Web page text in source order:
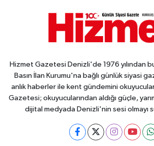
Hizmet Gazetesi Denizli'de 1976 yılından
Basın İlan Kurumu'na bağlı günlük siyasi
anlık haberler ile kent gündemini
Gazetesi; okuyucularından aldığı güçle,
dijital medyada Denizli'nin sesi olmayı